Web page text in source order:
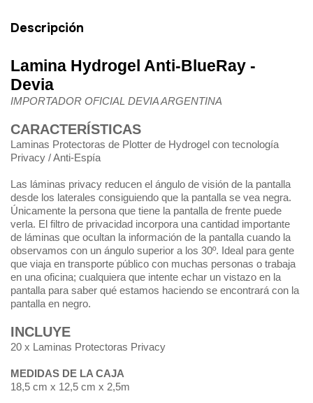
Descripción
Lamina Hydrogel Anti-BlueRay -
Devia
IMPORTADOR OFICIAL DEVIA ARGENTINA
CARACTERÍSTICAS
Laminas Protectoras de Plotter de Hydrogel con tecnología
Privacy / Anti-Espía
Las láminas privacy reducen el ángulo de visión de la pantalla
desde los laterales consiguiendo que la pantalla se vea negra.
Únicamente la persona que tiene la pantalla de frente puede
verla. El filtro de privacidad incorpora una cantidad importante
de láminas que ocultan la información de la pantalla cuando la
observamos con un ángulo superior a los 30º. Ideal para gente
que viaja en transporte público con muchas personas o trabaja
en una oficina; cualquiera que intente echar un vistazo en la
pantalla para saber qué estamos haciendo se encontrará con la
pantalla en negro.
INCLUYE
20 x Laminas Protectoras Privacy
MEDIDAS DE LA CAJA
18,5 cm x 12,5 cm x 2,5m